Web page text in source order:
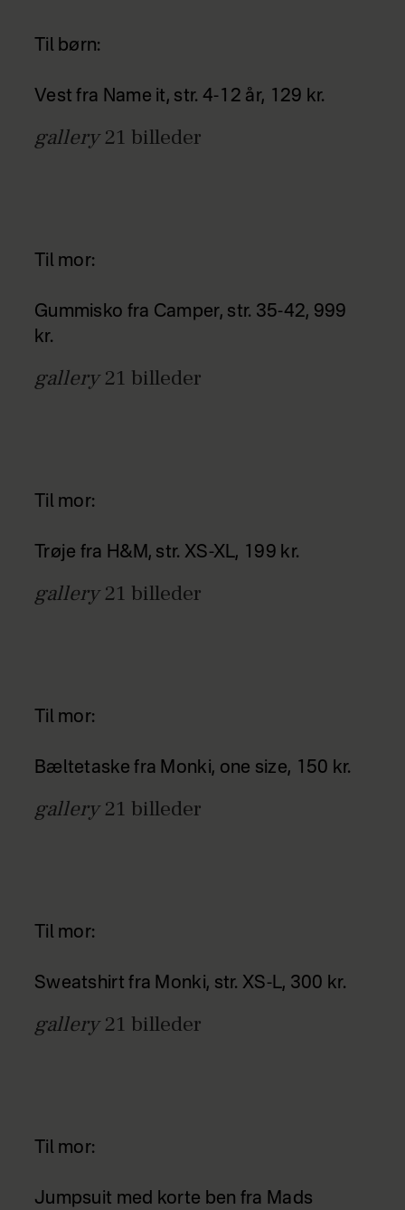
Til børn:
Vest fra Name it, str. 4-12 år, 129 kr.
gallery 21 billeder
Til mor:
Gummisko fra Camper, str. 35-42, 999
kr.
gallery 21 billeder
Til mor:
Trøje fra H&M, str. XS-XL, 199 kr.
gallery 21 billeder
Til mor:
Bæltetaske fra Monki, one size, 150 kr.
gallery 21 billeder
Til mor:
Sweatshirt fra Monki, str. XS-L, 300 kr.
gallery 21 billeder
Til mor:
Jumpsuit med korte ben fra Mads